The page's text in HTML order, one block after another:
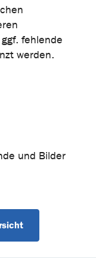
fehlende
werden.
und Bilder